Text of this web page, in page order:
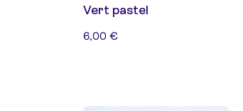
Vert pastel
6,00 €